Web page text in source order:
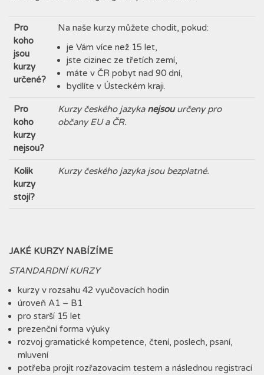
Pro
koho
jsou
kurzy
určené?
Na naše kurzy můžete chodit, pokud:
je Vám více než 15 let,
jste cizinec ze třetích zemí,
máte v ČR pobyt nad 90 dní,
bydlíte v Ústeckém kraji.
Pro
koho
kurzy
nejsou?
Kurzy českého jazyka nejsouurčeny pro
občany EU a ČR.
Kolik
kurzy
stojí?
Kurzy českého jazyka jsou bezplatné.
JAKÉ KURZY NABÍZÍME
STANDARDNÍ KURZY
kurzy v rozsahu 42 vyučovacích hodin
úroveň A1 – B1
pro starší 15 let
prezenční forma výuky
rozvoj gramatické kompetence, čtení, poslech, psaní,
mluvení
potřeba projít rozřazovacím testem a následnou registrací